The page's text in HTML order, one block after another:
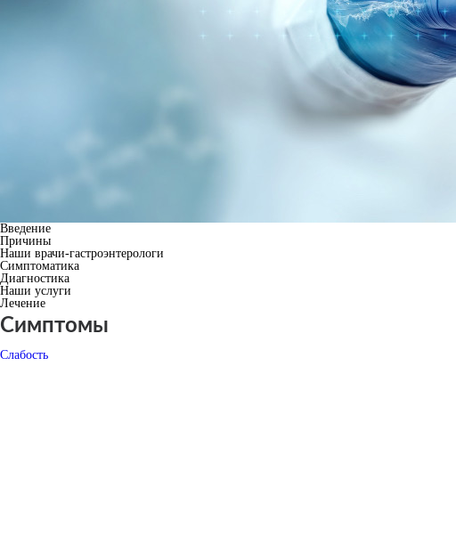
Введение
Причины
Наши врачи-гастроэнтерологи
Симптоматика
Диагностика
Наши услуги
Лечение
Симптомы
Слабость